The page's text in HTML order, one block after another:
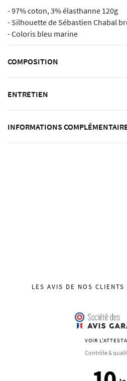
- 97% coton, 3% élasthanne 120g
- Silhouette de Sébastien Chabal
- Coloris bleu marine
COMPOSITION
ENTRETIEN
INFORMATIONS
LES AVIS DE NOS
VOIR
Contrôle &